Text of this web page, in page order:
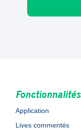
Fonctionnalités
Application
Lives commentés